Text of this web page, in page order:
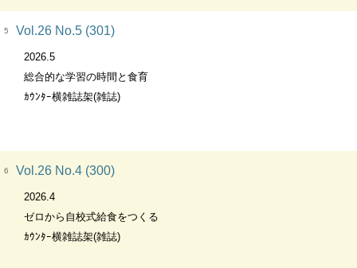
5 Vol.26 No.5 (301)
2026.5
総合的な学習の時間と食育
ｶｳﾝﾀｰ横雑誌架(雑誌)
6 Vol.26 No.4 (300)
2026.4
ゼロから自校式給食をつくる
ｶｳﾝﾀｰ横雑誌架(雑誌)